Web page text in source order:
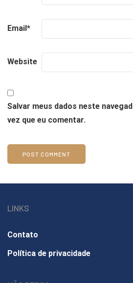
Email*
Website
Salvar meus dados neste
vez que eu comentar.
LINKS
Contato
Política de privacidade